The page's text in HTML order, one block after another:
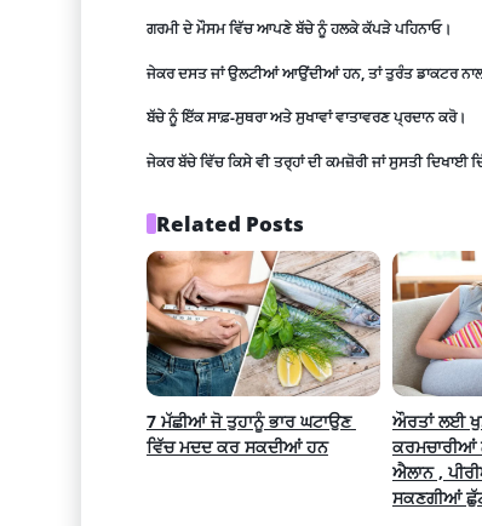
ਗਰਮੀ ਦੇ ਮੌਸਮ ਵਿੱਚ ਆਪਣੇ ਬੱਚੇ ਨੂੰ ਹਲਕੇ ਕੱਪੜੇ ਪਹਿਨਾਓ।
ਜੇਕਰ ਦਸਤ ਜਾਂ ਉਲਟੀਆਂ ਆਉਂਦੀਆਂ ਹਨ, ਤਾਂ ਤੁਰੰਤ ਡਾਕਟਰ
ਬੱਚੇ ਨੂੰ ਇੱਕ ਸਾਫ਼-ਸੁਥਰਾ ਅਤੇ ਸੁਖਾਵਾਂ ਵਾਤਾਵਰਣ ਪ੍ਰਦਾਨ ਕਰੋ।
ਜੇਕਰ ਬੱਚੇ ਵਿੱਚ ਕਿਸੇ ਵੀ ਤਰ੍ਹਾਂ ਦੀ ਕਮਜ਼ੋਰੀ ਜਾਂ ਸੁਸਤੀ ਦਿਖਾਈ
Related Posts
7 ਮੱਛੀਆਂ ਜੋ ਤੁਹਾਨੂੰ ਭਾਰ ਘਟਾਉਣ
ਵਿੱਚ ਮਦਦ ਕਰ ਸਕਦੀਆਂ ਹਨ
ਔਰਤਾਂ ਲਈ
ਕਰਮਚਾਰੀਆਂ
ਐਲਾਨ ,
ਸਕਣਗੀਆਂ